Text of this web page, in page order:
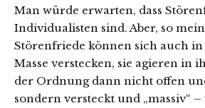
Man würde erwarten, dass
Individualisten sind. Aber, so
Störenfriede können sich auch
Masse verstecken, sie agieren in
der Ordnung dann nicht offen
sondern versteckt und „massiv“